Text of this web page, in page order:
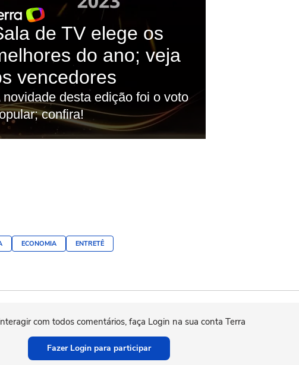
ECONOMIA ENTRETÊ
com todos comentários, faça Login na sua conta Terra
Fazer Login para participar